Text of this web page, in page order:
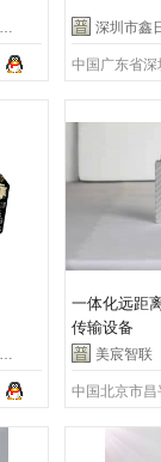
深圳市鑫日
中国广东省深
一体化远距
传输设备
美宸智联（北
中国北京市昌